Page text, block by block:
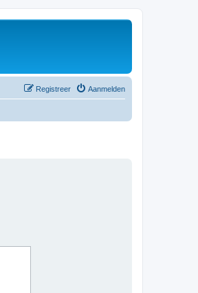
Aanmelden
Registreer